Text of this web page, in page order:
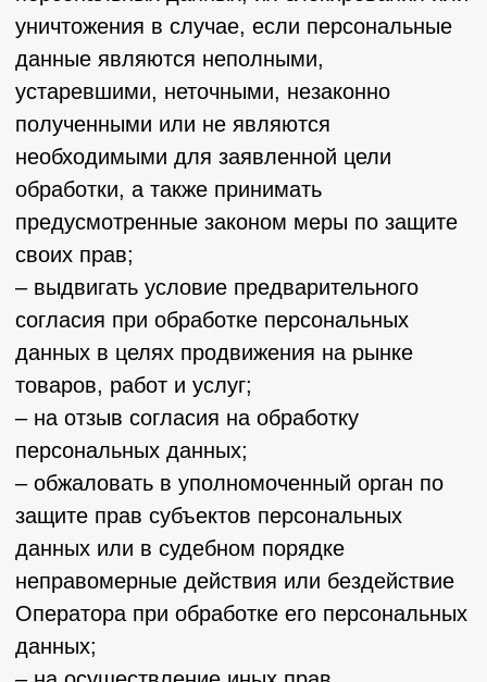
предоставление, доступ) персональных
данных, разрешенных субъектом
персональных данных для
распространения, должна быть прекращена
в любое время по требованию субъекта
персональных данных. Данное требование
должно включать в себя фамилию, имя,
отчество (при наличии), контактную
информацию (номер телефона, адрес
электронной почты или почтовый адрес)
субъекта персональных данных, а также
перечень персональных данных, обработка
которых подлежит прекращению. Указанные
могут обрабатываться только Оператором,
которому оно направлено.
5.8.4 Согласие на обработку персональных
распространения, прекращает свое
действие с момента поступления Оператору
требования, указанного в п. 5.8.3 настоящей
Политики в отношении обработки
персональных данных.
6. Принципы обработки персональных
данных
6.1. Обработка персональных данных
осуществляется на законной и